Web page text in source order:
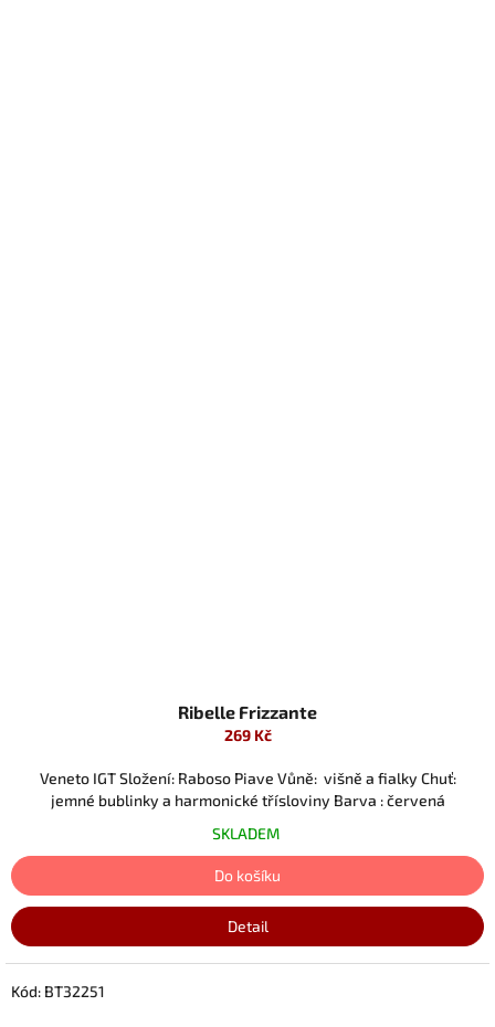
Ribelle Frizzante
269 Kč
Veneto IGT Složení: Raboso Piave Vůně: višně a fialky Chuť:
jemné bublinky a harmonické třísloviny Barva : červená
SKLADEM
Do košíku
Detail
Kód: BT32251